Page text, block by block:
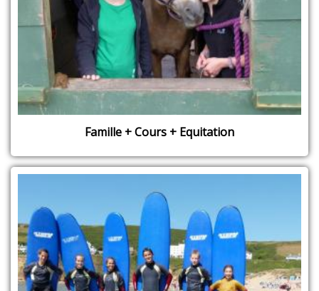
Famille + Cours + Equitation